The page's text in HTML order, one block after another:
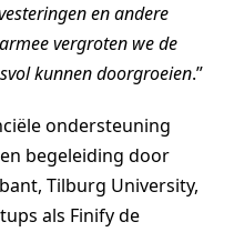
en andere
vergroten we de
kunnen doorgroeien.”
ondersteuning
begeleiding door
Tilburg University,
als Finify de